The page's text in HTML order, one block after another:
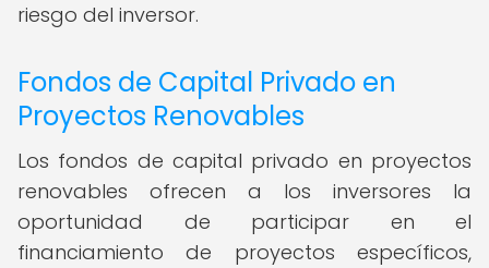
riesgo del inversor.
Fondos de Capital Privado en
Proyectos Renovables
Los fondos de capital privado en proyectos
renovables ofrecen a los inversores la
oportunidad de participar en el
financiamiento de proyectos específicos,